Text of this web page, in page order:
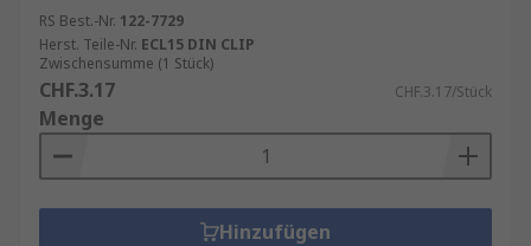
RS Best.-Nr. 122-7729
Herst. Teile-Nr. ECL15 DIN CLIP
Zwischensumme (1 Stück)
CHF.3.17 CHF.3.17/Stück
Menge
Hinzufügen